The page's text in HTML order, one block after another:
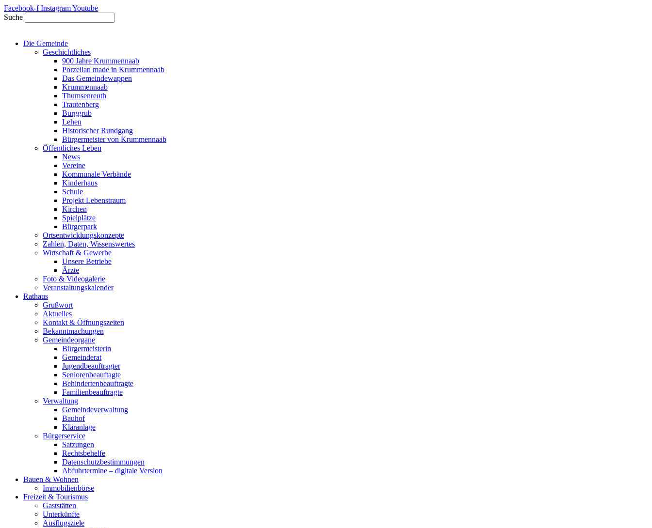
Zum
Inhalt
springen
Facebook-f InstagramYoutube
Suche
Die Gemeinde
Geschichtliches
900 Jahre Krummennaab
Porzellan made in Krummennaab
Das Gemeindewappen
Krummennaab
Thumsenreuth
Trautenberg
Burggrub
Lehen
Historischer Rundgang
Bürgermeister von Krummennaab
Öffentliches Leben
News
Vereine
Kommunale Verbände
Kinderhaus
Schule
Projekt Lebenstraum
Kirchen
Spielplätze
Bürgerpark
Ortsentwicklungskonzepte
Zahlen, Daten, Wissenswertes
Wirtschaft & Gewerbe
Unsere Betriebe
Ärzte
Foto & Videogalerie
Veranstaltungskalender
Rathaus
Grußwort
Aktuelles
Kontakt & Öffnungszeiten
Bekanntmachungen
Gemeindeorgane
Bürgermeisterin
Gemeinderat
Jugendbeauftragter
Seniorenbeauftagte
Behindertenbeauftragte
Familienbeauftragte
Verwaltung
Gemeindeverwaltung
Bauhof
Kläranlage
Bürgerservice
Satzungen
Rechtsbehelfe
Datenschutzbestimmungen
Abfuhrtermine – digitale Version
Bauen & Wohnen
Immobilienbörse
Freizeit & Tourismus
Gaststätten
Unterkünfte
Ausflugsziele